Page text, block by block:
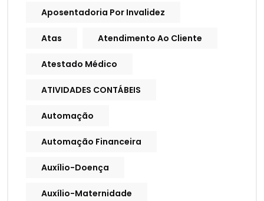
Aposentadoria Por Invalidez
Atas Atendimento Ao Cliente
Atestado Médico
ATIVIDADES CONTÁBEIS
Automação
Automação Financeira
Auxílio-Doença
Auxílio-Maternidade